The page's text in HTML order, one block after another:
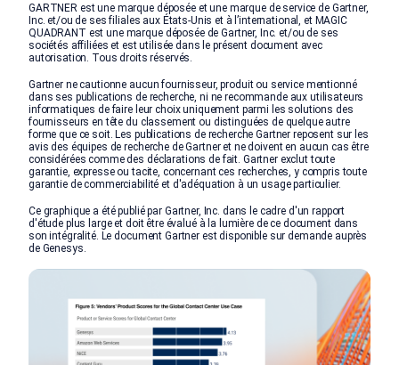
GARTNER est une marque déposée et une marque de service de Gartner,
Inc. et/ou de ses filiales aux États-Unis et à l’international, et MAGIC
QUADRANT est une marque déposée de Gartner, Inc. et/ou de ses
sociétés affiliées et est utilisée dans le présent document avec
autorisation. Tous droits réservés.
Gartner ne cautionne aucun fournisseur, produit ou service mentionné
dans ses publications de recherche, ni ne recommande aux utilisateurs
informatiques de faire leur choix uniquement parmi les solutions des
fournisseurs en tête du classement ou distinguées de quelque autre
forme que ce soit. Les publications de recherche Gartner reposent sur les
avis des équipes de recherche de Gartner et ne doivent en aucun cas être
considérées comme des déclarations de fait. Gartner exclut toute
garantie, expresse ou tacite, concernant ces recherches, y compris toute
garantie de commerciabilité et d'adéquation à un usage particulier.
Ce graphique a été publié par Gartner, Inc. dans le cadre d'un rapport
d'étude plus large et doit être évalué à la lumière de ce document dans
son intégralité. Le document Gartner est disponible sur demande auprès
de Genesys.